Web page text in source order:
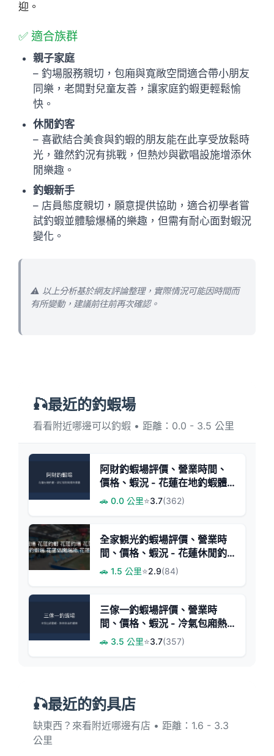
迎。
✅ 適合族群
親子家庭
– 釣場服務親切，包廂與寬敞空間適合帶小朋友
同樂，老闆對兒童友善，讓家庭釣蝦更輕鬆愉
快。
休閒釣客
– 喜歡結合美食與釣蝦的朋友能在此享受放鬆時
光，雖然釣況有挑戰，但熱炒與歡唱設施增添休
閒樂趣。
釣蝦新手
– 店員態度親切，願意提供協助，適合初學者嘗
試釣蝦並體驗爆桶的樂趣，但需有耐心面對蝦況
變化。
⚠️ 以上分析基於網友評論整理，實際情況可能因時間而
有所變動，建議前往前再次確認。
🎣最近的釣蝦場
看看附近哪邊可以釣蝦 • 距離：0.0 - 3.5 公里
阿財釣蝦場評價、營業時間、
價格、蝦況 - 花蓮在地釣蝦體
🚗 0.0 公里⭐3.7(362)
全家観光釣蝦場評價、營業時
間、價格、蝦況 - 花蓮休閒釣
蝦體驗
🚗 1.5 公里⭐2.9(84)
三傢一釣蝦場評價、營業時
間、價格、蝦況 - 冷氣包廂熱
炒歡唱釣蝦體驗
🚗 3.5 公里⭐3.7(357)
🎣最近的釣具店
缺東西？來看附近哪邊有店 • 距離：1.6 - 3.3
公里